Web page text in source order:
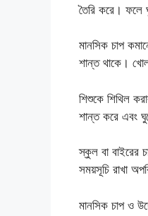
তৈরি করে। ফলে
মানসিক চাপ
শান্ত থাকে।
শিশুকে শিথিল
শান্ত করে এবং
স্কুল বা বাইরের
সময়সূচি রাখা
মানসিক চাপ ও